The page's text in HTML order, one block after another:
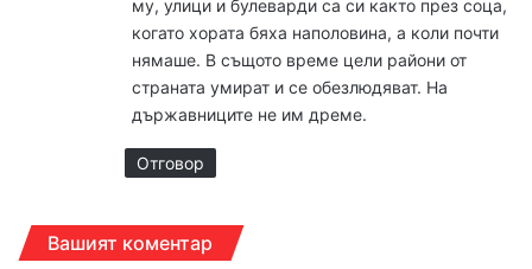
му, улици и булеварди са си както през соца,
когато хората бяха наполовина, а коли почти
нямаше. В същото време цели райони от
страната умират и се обезлюдяват. На
държавниците не им дреме.
Отговор
Вашият коментар